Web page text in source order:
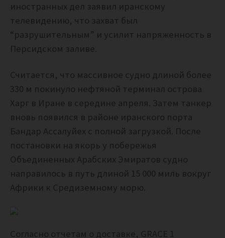
иностранных дел заявил иранскому
телевидению, что захват был
“разрушительным” и усилит напряженность в
Персидском заливе.
Считается, что массивное судно длиной более
330 м покинуло нефтяной терминал острова
Харг в Иране в середине апреля. Затем танкер
вновь появился в районе иранского порта
Бандар Ассалуйех с полной загрузкой. После
постановки на якорь у побережья
Объединенных Арабских Эмиратов судно
направилось в путь длиной 15 000 миль вокруг
Африки к Средиземному морю.
Согласно отчетам о доставке, GRACE 1